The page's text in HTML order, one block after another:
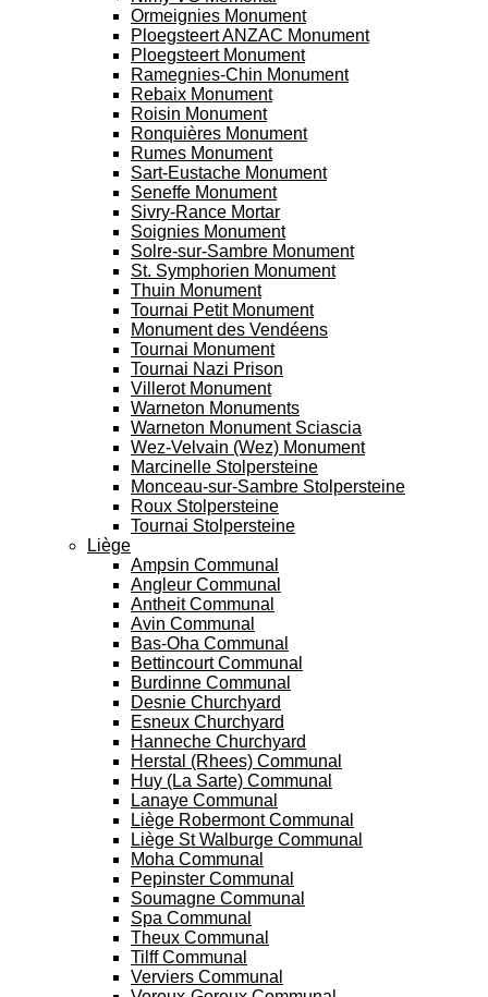
Ormeignies Monument
Ploegsteert ANZAC Monument
Ploegsteert Monument
Ramegnies-Chin Monument
Rebaix Monument
Roisin Monument
Ronquières Monument
Rumes Monument
Sart-Eustache Monument
Seneffe Monument
Sivry-Rance Mortar
Soignies Monument
Solre-sur-Sambre Monument
St. Symphorien Monument
Thuin Monument
Tournai Petit Monument
Monument des Vendéens
Tournai Monument
Tournai Nazi Prison
Villerot Monument
Warneton Monuments
Warneton Monument Sciascia
Wez-Velvain (Wez) Monument
Marcinelle Stolpersteine
Monceau-sur-Sambre Stolpersteine
Roux Stolpersteine
Tournai Stolpersteine
Liège
Ampsin Communal
Angleur Communal
Antheit Communal
Avin Communal
Bas-Oha Communal
Bettincourt Communal
Burdinne Communal
Desnie Churchyard
Esneux Churchyard
Hanneche Churchyard
Herstal (Rhees) Communal
Huy (La Sarte) Communal
Lanaye Communal
Liège Robermont Communal
Liège St Walburge Communal
Moha Communal
Pepinster Communal
Soumagne Communal
Spa Communal
Theux Communal
Tilff Communal
Verviers Communal